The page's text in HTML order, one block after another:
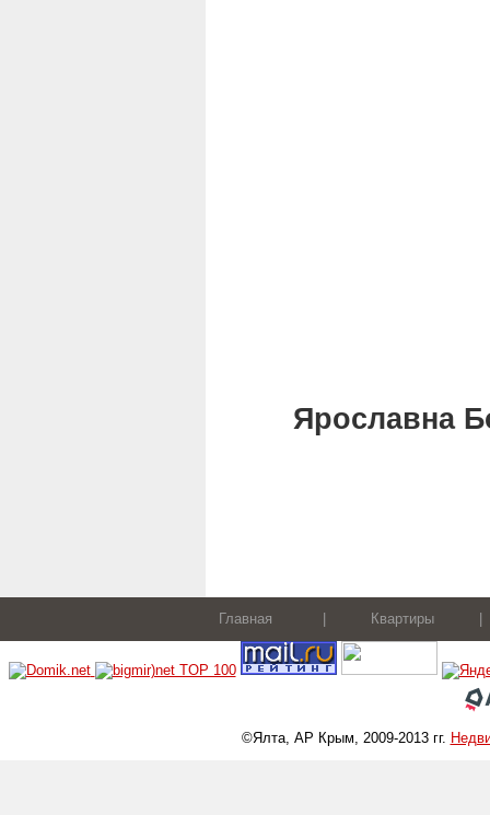
Ярославна
Главная Квартиры
©Ялта, АР Крым, 2009-2013 гг.